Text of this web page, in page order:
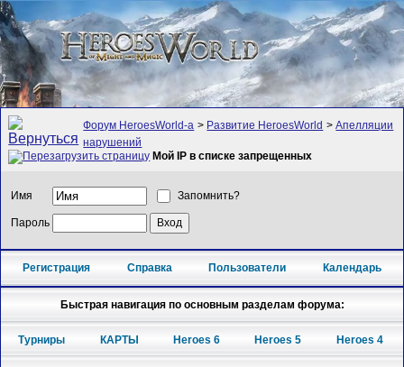
Форум HeroesWorld-а > Развитие HeroesWorld >Апелляции
нарушений
Мой IP в списке запрещенных
Имя Запомнить?
Пароль
Регистрация Справка Пользователи Календарь
Быстрая навигация по основным разделам форума:
Турниры КАРТЫ Heroes 6 Heroes 5 Heroes 4